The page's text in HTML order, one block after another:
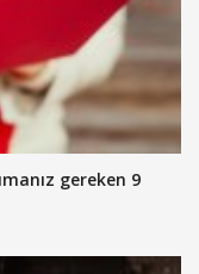
gereken 9